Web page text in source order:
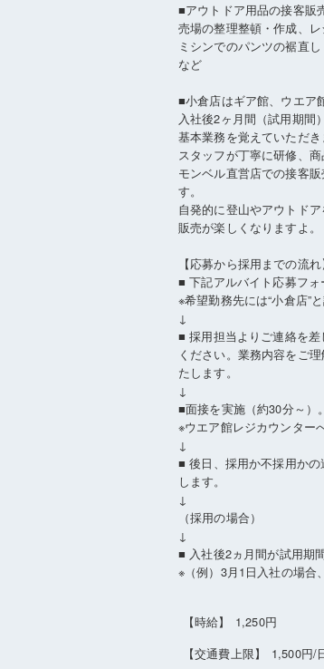
■アウトドア用品の接客販
売場の整理整頓・作成、レ
ミシンでのパンツの裾直し
など
■小倉店はギア館、ウエア
入社後2ヶ月間（試用期間
基本業務を覚えていただき
スタッフが丁寧に研修、商
モンベル直営店での接客
す。
自発的に登山やアウトド
販売が楽しくなりますよ。
【応募から採用までの流れ
■ 下記アルバイト応募フォ
※希望勤務先には“小倉店”
↓
■ 採用担当よりご連絡を
ください。業務内容をご
たします。
↓
■面接を実施（約30分～）
※ウエア館レジカウンター
↓
■ 後日、採用か不採用か
します。
↓
（採用の場合）
↓
■ 入社後2ヵ月間が試用期
※（例）3月1日入社の場合
【時給】
1,250円
【交通費上限】
1,500円/